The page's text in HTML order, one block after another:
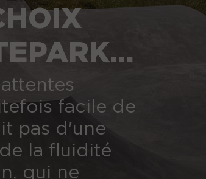
facile de
pas d'une
la fluidité
qui ne